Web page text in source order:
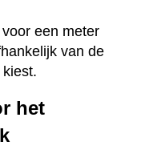
een meter
van de
het